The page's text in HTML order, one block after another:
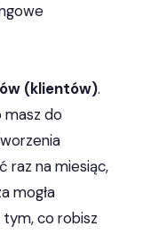
(klientów).
masz do
raz na miesiąc,
mogła
co robisz